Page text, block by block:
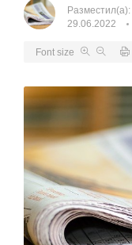
Разместил(а):
29.06.2022
Font size